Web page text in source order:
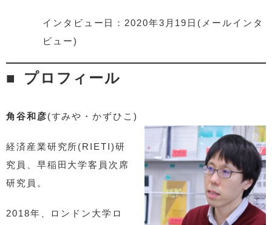
インタビュー日：2020年3月19日(メールインタ
ビュー)
プロフィール
角谷和彦(すみや・かずひこ)
経済産業研究所(RIETI)研
究員、早稲田大学客員次席
研究員。
2018年、ロンドン大学ロ